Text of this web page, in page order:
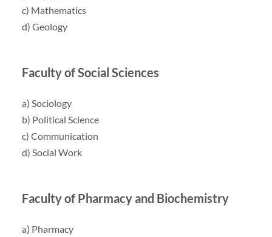
c) Mathematics
d) Geology
Faculty of Social Sciences
a) Sociology
b) Political Science
c) Communication
d) Social Work
Faculty of Pharmacy and Biochemistry
a) Pharmacy